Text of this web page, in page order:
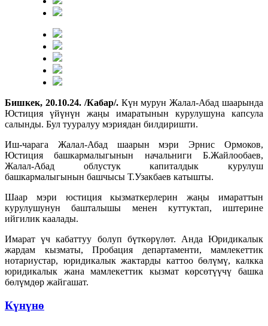
Бишкек, 20.10.24. /Кабар/. Күн мурун Жалал-Абад шаарында
Юстиция үйүнүн жаңы имаратынын курулушуна капсула
салынды. Бул тууралуу мэриядан билдиришти.
Иш-чарага Жалал-Абад шаарын мэри Эрнис Ормоков,
Юстиция башкармалыгынын начальниги Б.Жайлообаев,
Жалал-Абад облустук капиталдык курулуш
башкармалыгынын башчысы Т.Узакбаев катышты.
Шаар мэри юстиция кызматкерлерин жаңы имараттын
курулушунун башталышы менен куттуктап, иштерине
ийгилик каалады.
Имарат үч кабаттуу болуп бүткөрүлөт. Анда Юридикалык
жардам кызматы, Пробация департаменти, мамлекеттик
нотариустар, юридикалык жактарды каттоо бөлүмү, калкка
юридикалык жана мамлекеттик кызмат көрсөтүүчү башка
бөлүмдөр жайгашат.
Күнүнө